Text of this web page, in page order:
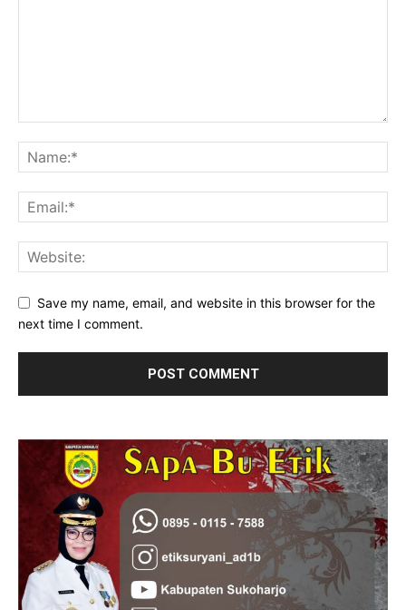
Save my name, email, and website in this browser for the
next time I comment.